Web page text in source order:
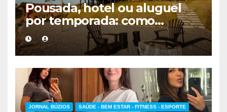
Pousada, hotel ou aluguel
por temporada: como
escolher a melhor
hospedagem
JORNAL BÚZIOS SAÚDE - BEM ESTAR - FITNESS - ESPORTE